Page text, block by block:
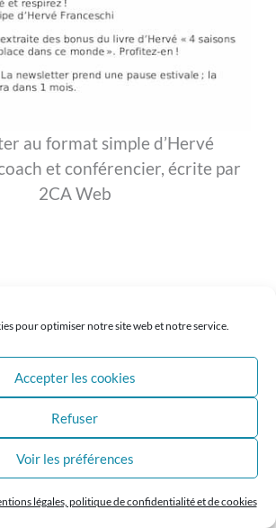
pour optimiser notre site web et notre service.
Accepter les cookies
Refuser
Voir les préférences
légales, politique de confidentialité et de cookies
au format simple d’Hervé
et conférencier, écrite par
2CA Web